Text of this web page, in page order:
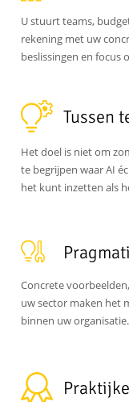
U stuurt teams,
rekening met uw
beslissingen en focus
Tussen
Het doel is niet om
te begrijpen waar AI
het kunt inzetten als
Concrete
uw sector maken het
binnen uw organisatie.